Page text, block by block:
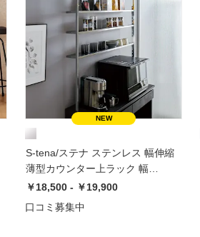
S-tena/ステナ ステンレス 幅伸縮
薄型カウンター上ラック 幅
89cm〜119.5cm
￥18,500 - ￥19,900
口コミ募集中